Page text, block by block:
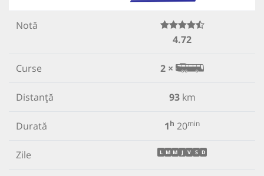
Notă
4.72
Curse 2 ×
Distanță 93km
Durată 1h 20min
Zile L M M J V S D